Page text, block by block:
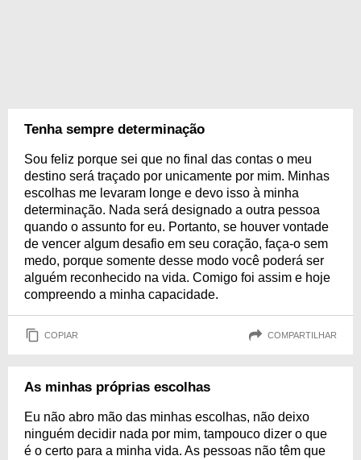
Tenha sempre determinação
Sou feliz porque sei que no final das contas o meu
destino será traçado por unicamente por mim. Minhas
escolhas me levaram longe e devo isso à minha
determinação. Nada será designado a outra pessoa
quando o assunto for eu. Portanto, se houver vontade
de vencer algum desafio em seu coração, faça-o sem
medo, porque somente desse modo você poderá ser
alguém reconhecido na vida. Comigo foi assim e hoje
compreendo a minha capacidade.
COPIAR COMPARTILHAR
As minhas próprias escolhas
Eu não abro mão das minhas escolhas, não deixo
ninguém decidir nada por mim, tampouco dizer o que
é o certo para a minha vida. As pessoas não têm que